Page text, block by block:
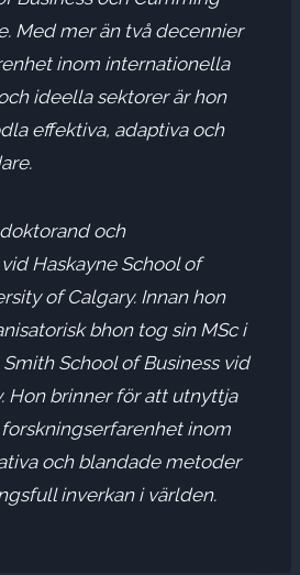
Med mer än två decennier
inom internationella
ideella sektorer är hon
effektiva, adaptiva och
och
Haskayne School of
of Calgary. Innan hon
bhon tog sin MSc i
School of Business vid
Hon brinner för att utnyttja
inom
och blandade metoder
inverkan i världen.